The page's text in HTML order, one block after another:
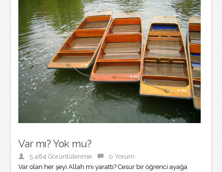
Var mı? Yok mu?
5.484 Görüntülenme
0 Yorum
Var olan her şeyi Allah mı yarattı? Cesur bir öğrenci ayağa